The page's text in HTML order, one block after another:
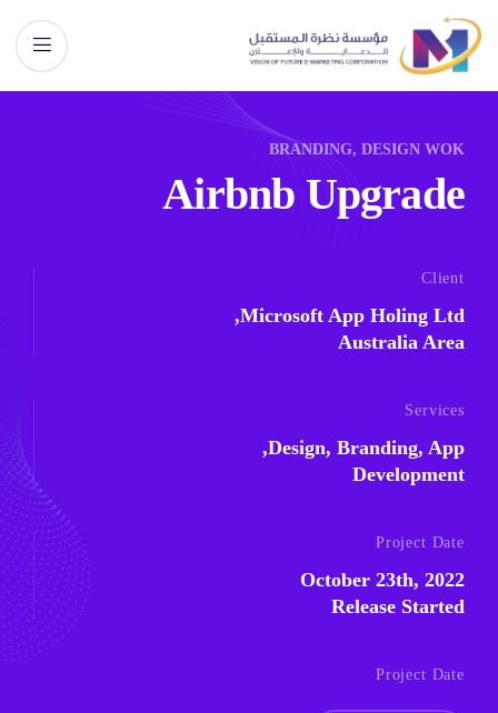
BRANDING, DESIGN WOK
Airbnb Upgrade
Client
Microsoft App Holing Ltd,
Australia Area
Services
Design, Branding, App,
Development
Project Date
October 23th, 2022
Release Started
Project Date